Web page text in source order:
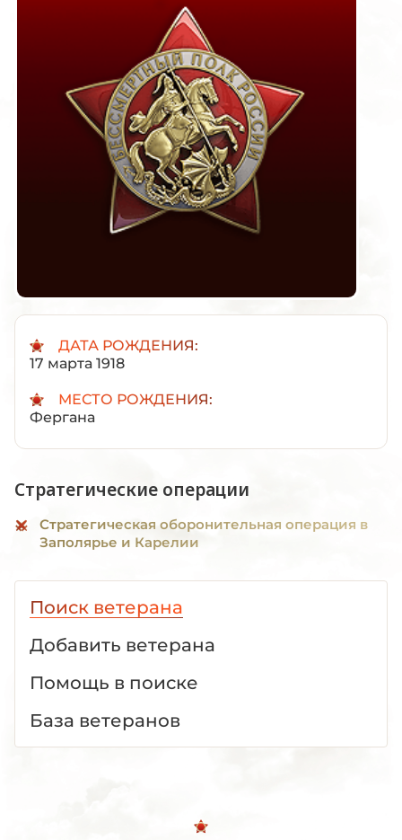
ДАТА РОЖДЕНИЯ:
17 марта 1918
МЕСТО РОЖДЕНИЯ:
Фергана
Стратегические операции
Стратегическая оборонительная операция в
Заполярье и Карелии
Поиск ветерана
Добавить ветерана
Помощь в поиске
База ветеранов